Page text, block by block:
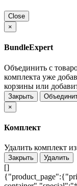
Close
×
BundleExpert
Объединить с
комплекта уже
корзины или
Закрыть
×
Комплект
Удалить комплект
Закрыть Удалить
[]